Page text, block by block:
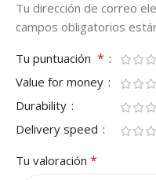
Tu dirección de correo
campos obligatorios
Tu puntuación *
Value for money
Durability
Delivery speed
Tu valoración *